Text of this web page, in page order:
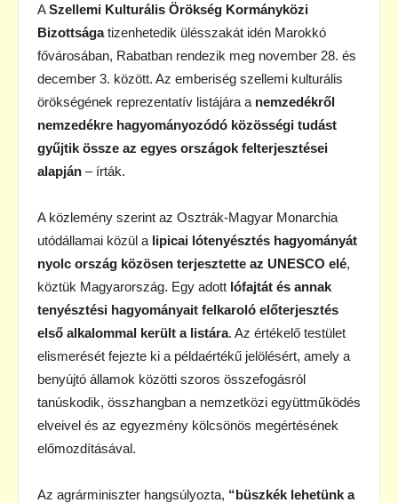
ASzellemi Kulturális Örökség Kormányközi
Bizottságatizenhetedik ülésszakát idén Marokkó
fővárosában, Rabatban rendezik meg november 28. és
december 3. között. Az emberiség szellemi kulturális
örökségének reprezentatív listájára a nemzedékről
nemzedékre hagyományozódó közösségi tudást
gyűjtik össze az egyes országok felterjesztései
alapján – írták.
A közlemény szerint az Osztrák-Magyar Monarchia
utódállamai közül a lipicai lótenyésztés hagyományát
nyolc ország közösen terjesztette az UNESCO elé,
köztük Magyarország. Egy adott lófajtát és annak
tenyésztési hagyományait felkaroló előterjesztés
első alkalommal került a listára. Az értékelő testület
elismerését fejezte ki a példaértékű jelölésért, amely a
benyújtó államok közötti szoros összefogásról
tanúskodik, összhangban a nemzetközi együttműködés
elveivel és az egyezmény kölcsönös megértésének
előmozdításával.
Az agrárminiszter hangsúlyozta, “büszkék lehetünk a